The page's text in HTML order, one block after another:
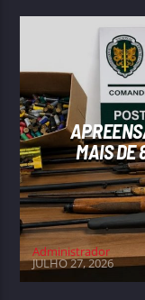
MAIS DE
Administrador
JULHO 27, 2026